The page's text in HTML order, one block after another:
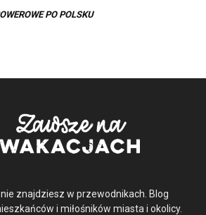
PO POLSKU
znajdziesz w przewodnikach. Blog
i miłośników miasta i okolicy.